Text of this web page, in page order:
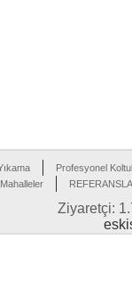
Profesyonel
Ziyaretçi: